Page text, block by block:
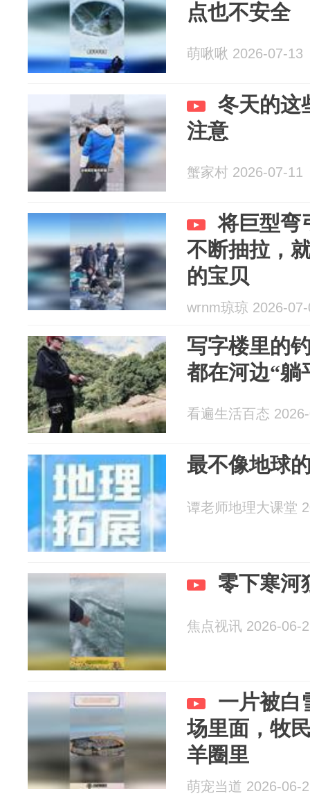
点也不安全
萌啾啾 2026-07-13
冬天的这
注意
蟹家村 2026-07-11
将巨型弯
不断抽拉，
的宝贝
wrnm琼琼 2026-
写字楼里的
都在河边“躺
看遍生活百态
最不像地球
谭老师地理大课堂
零下寒河
焦点视讯 2026-06-
一片被白
场里面，牧
羊圈里
萌宠当道 2026-06-